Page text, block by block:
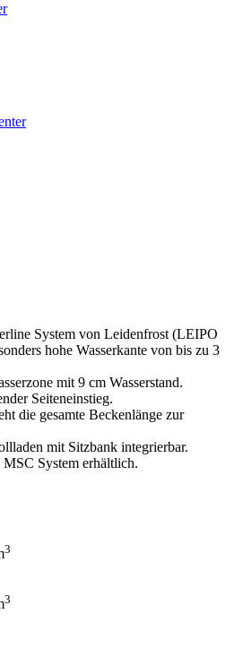
System von Leidenfrost (LEIPO
hohe Wasserkante von bis zu 3
mit 9 cm Wasserstand.
Seiteneinstieg.
die gesamte Beckenlänge zur
mit Sitzbank integrierbar.
System erhältlich.
3
3